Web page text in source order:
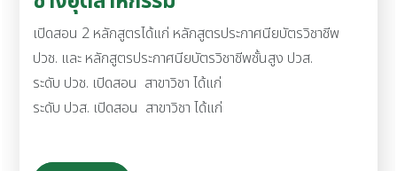
เปิดสอน 2 หลักสูตรได้แก่ หลักสูตรประกาศนียบัตรวิชาชีพ
ปวช. และ หลักสูตรประกาศนียบัตรวิชาชีพชั้นสูง ปวส.
ระดับ ปวช. เปิดสอน สาขาวิชา ได้แก่
ระดับ ปวส. เปิดสอน สาขาวิชา ได้แก่